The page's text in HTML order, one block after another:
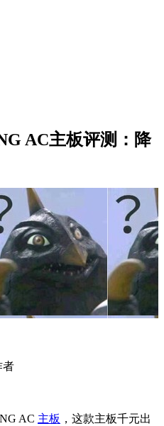
AC主板评测：降
者
AC 主板 ，这款主板千元出